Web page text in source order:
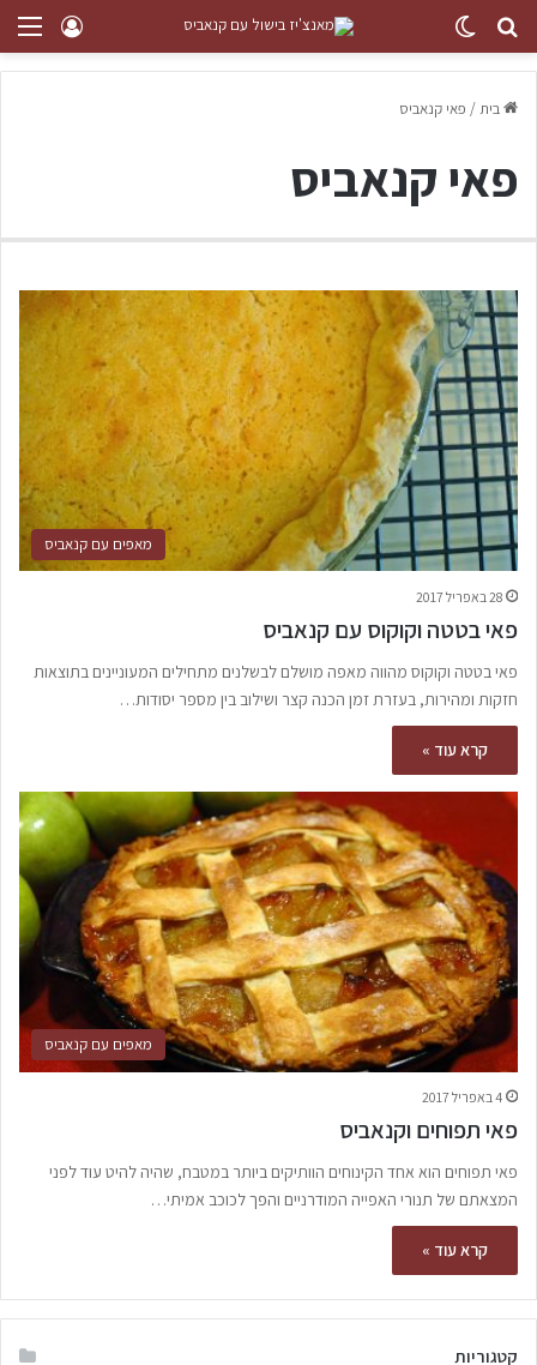
בית/ פאי קנאביס
פאי קנאביס
מאפים עם קנאביס
28 באפריל 2017
פאי בטטה וקוקוס עם קנאביס
פאי בטטה וקוקוס מהווה מאפה מושלם לבשלנים מתחילים המעוניינים בתוצאות
חזקות ומהירות, בעזרת זמן הכנה קצר ושילוב בין מספר יסודות…
קרא עוד »
מאפים עם קנאביס
4 באפריל 2017
פאי תפוחים וקנאביס
פאי תפוחים הוא אחד הקינוחים הוותיקים ביותר במטבח, שהיה להיט עוד לפני
המצאתם של תנורי האפייה המודרניים והפך לכוכב אמיתי…
קרא עוד »
קטגוריות